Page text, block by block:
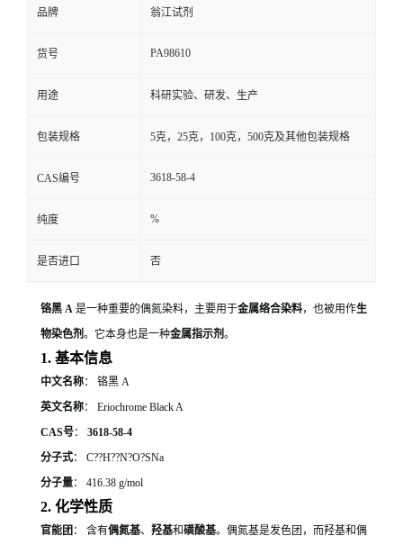
品牌 翁江试剂
货号 PA98610
用途 科研实验、研发、生产
包装规格 5克，25克，100克，500克及其他包装规格
CAS编号 3618-58-4
纯度 %
是否进口 否
铬黑 A 是一种重要的偶氮染料，主要用于金属络合染料，也被用作生
物染色剂。它本身也是一种金属指示剂。
1. 基本信息
中文名称： 铬黑 A
英文名称： Eriochrome Black A
CAS号： 3618-58-4
分子式： C??H??N?O?SNa
分子量： 416.38 g/mol
2. 化学性质
官能团 ： 含有偶氮基、 羟基和磺酸基。偶氮基是发色团，而羟基和偶